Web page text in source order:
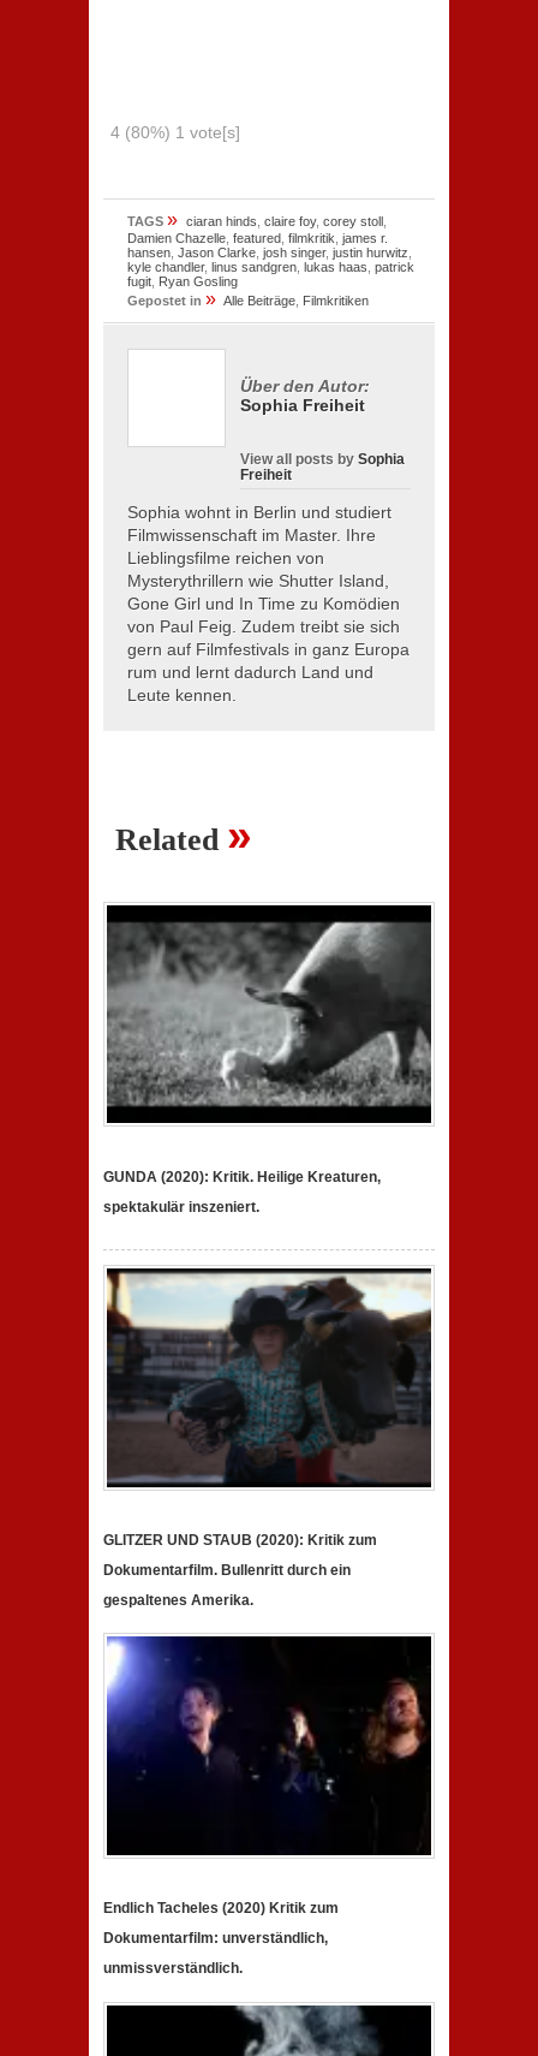
4 (80%) 1 vote[s]
TAGS » ciaran hinds claire foy, corey stoll
Damien Chazelle featured filmkritik james r.
hansen Jason Clarke josh singer, justin hurwitz
kyle chandler, linus sandgren lukas haas patrick
fugit Ryan Gosling
Gepostet in » Alle Beiträge Filmkritiken
Über den Autor:
Sophia Freiheit
View all posts by Sophia
Freiheit
Sophia wohnt in Berlin und studiert
Filmwissenschaft im Master. Ihre
Lieblingsfilme reichen von
Mysterythrillern wie Shutter Island,
Gone Girl und In Time zu Komödien
von Paul Feig. Zudem treibt sie sich
gern auf Filmfestivals in ganz Europa
rum und lernt dadurch Land und
Leute kennen.
Related »
GUNDA (2020): Kritik. Heilige Kreaturen,
spektakulär inszeniert.
GLITZER UND STAUB (2020): Kritik zum
Dokumentarfilm. Bullenritt durch ein
gespaltenes Amerika.
Endlich Tacheles (2020) Kritik zum
Dokumentarfilm: unverständlich,
unmissverständlich.